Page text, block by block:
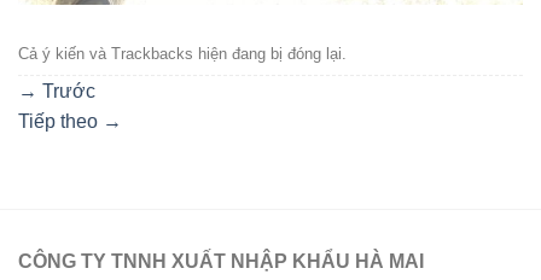
Cả ý kiến ​​và Trackbacks hiện đang bị đóng lại.
→ Trước
Tiếp theo →
CÔNG TY TNNH XUẤT NHẬP KHẨU HÀ MAI